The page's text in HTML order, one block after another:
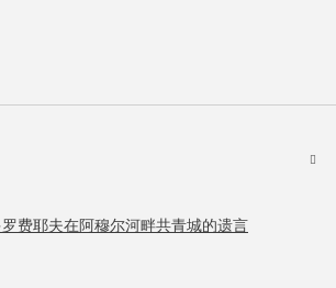
费耶夫在阿穆尔河畔共青城的遗言